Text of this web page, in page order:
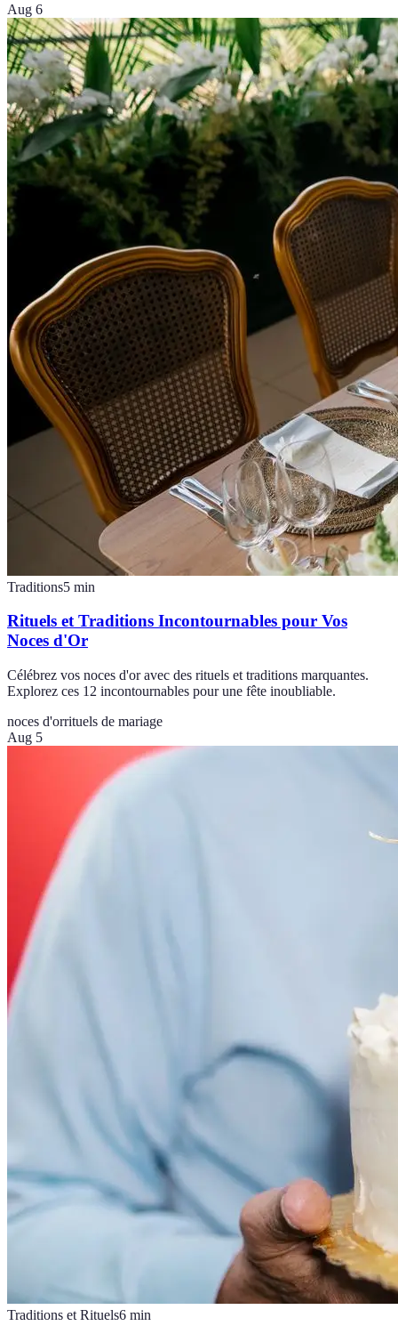
Aug 6
Traditions5 min
Rituels et Traditions Incontournables pour Vos
Noces d'Or
Célébrez vos noces d'or avec des rituels et traditions marquantes.
Explorez ces 12 incontournables pour une fête inoubliable.
noces d'orrituels de mariage
Aug 5
Traditions et Rituels6 min